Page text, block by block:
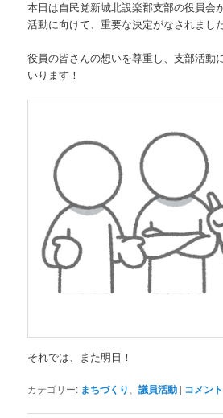
本日は自民党新城北設楽郡支部の役員会
活動に向けて、重要な決定がなされました
役員の皆さんの想いを尊重し、支部活動
いります！
それでは、また明日！
カテゴリー: まちづくり 、議員活動 | コメン